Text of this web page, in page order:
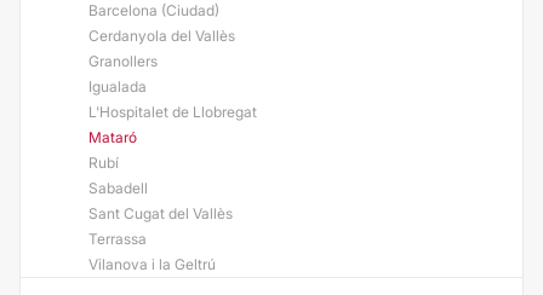
Barcelona (Ciudad)
Cerdanyola del Vallès
Granollers
Igualada
L'Hospitalet de Llobregat
Mataró
Rubí
Sabadell
Sant Cugat del Vallès
Terrassa
Vilanova i la Geltrú